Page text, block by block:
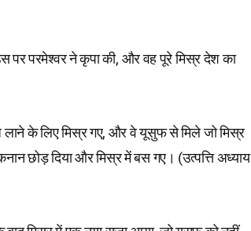
पर परमेश्वर ने कृपा की, और वह पूरे मिस्र देश का
के लिए मिस्र गए, और वे यूसुफ से मिले जो मिस्र
छोड़ दिया और मिस्र में बस गए। (उत्पत्ति अध्याय